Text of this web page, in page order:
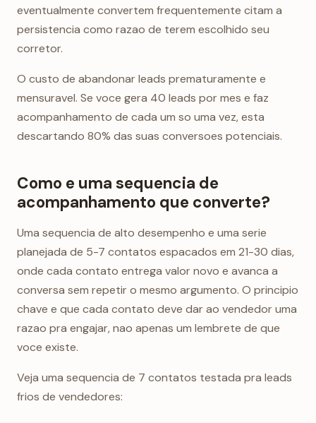
eventualmente convertem frequentemente citam a
persistencia como razao de terem escolhido seu
corretor.
O custo de abandonar leads prematuramente e
mensuravel. Se voce gera 40 leads por mes e faz
acompanhamento de cada um so uma vez, esta
descartando 80% das suas conversoes potenciais.
Como e uma sequencia de
acompanhamento que converte?
Uma sequencia de alto desempenho e uma serie
planejada de 5-7 contatos espacados em 21-30 dias,
onde cada contato entrega valor novo e avanca a
conversa sem repetir o mesmo argumento. O principio
chave e que cada contato deve dar ao vendedor uma
razao pra engajar, nao apenas um lembrete de que
voce existe.
Veja uma sequencia de 7 contatos testada pra leads
frios de vendedores: